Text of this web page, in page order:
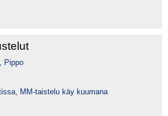
Pippo
MM-taistelu käy kuumana